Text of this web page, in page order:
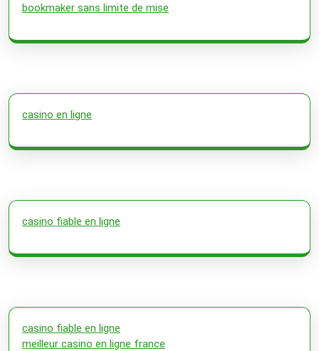
bookmaker sans limite de mise
casino en ligne
casino fiable en ligne
casino fiable en ligne
meilleur casino en ligne france